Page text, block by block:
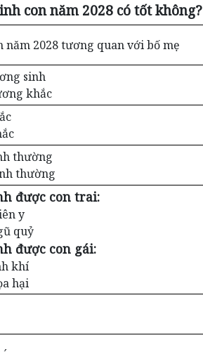
con năm 2028 có tốt không?
năm 2028 tương quan với bố mẹ
sinh
khắc
thường
thường
được con trai:
y
quỷ
được con gái:
khí
hại